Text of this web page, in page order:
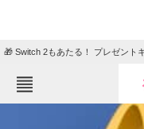
🎁 Switch 2もあたる！ プレゼント